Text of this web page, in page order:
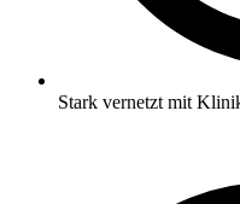
Stark vernetzt mit